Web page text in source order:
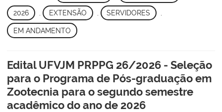
2026 EXTENSÃO SERVIDORES
EM ANDAMENTO
Edital UFVJM PRPPG 26/2026 - Seleção
para o Programa de Pós-graduação em
Zootecnia para o segundo semestre
acadêmico do ano de 2026